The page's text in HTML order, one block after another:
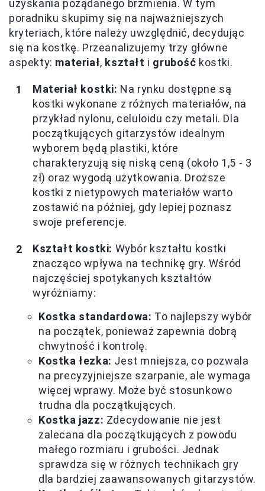
uzyskania pożądanego brzmienia. W tym
poradniku skupimy się na najważniejszych
kryteriach, które należy uwzględnić, decydując
się na kostkę. Przeanalizujemy trzy główne
aspekty: materiał, kształt i grubość kostki.
Materiał kostki: Na rynku dostępne są
kostki wykonane z różnych materiałów, na
przykład nylonu, celuloidu czy metali. Dla
początkujących gitarzystów idealnym
wyborem będą plastiki, które
charakteryzują się niską ceną (około 1,5 - 3
zł) oraz wygodą użytkowania. Droższe
kostki z nietypowych materiałów warto
zostawić na później, gdy lepiej poznasz
swoje preferencje.
Kształt kostki: Wybór kształtu kostki
znacząco wpływa na technikę gry. Wśród
najczęściej spotykanych kształtów
wyróżniamy:
Kostka standardowa: To najlepszy wybór
na początek, ponieważ zapewnia dobrą
chwytność i kontrolę.
Kostka łezka: Jest mniejsza, co pozwala
na precyzyjniejsze szarpanie, ale wymaga
więcej wprawy. Może być stosunkowo
trudna dla początkujących.
Kostka jazz: Zdecydowanie nie jest
zalecana dla początkujących z powodu
małego rozmiaru i grubości. Jednak
sprawdza się w różnych technikach gry
dla bardziej zaawansowanych gitarzystów.